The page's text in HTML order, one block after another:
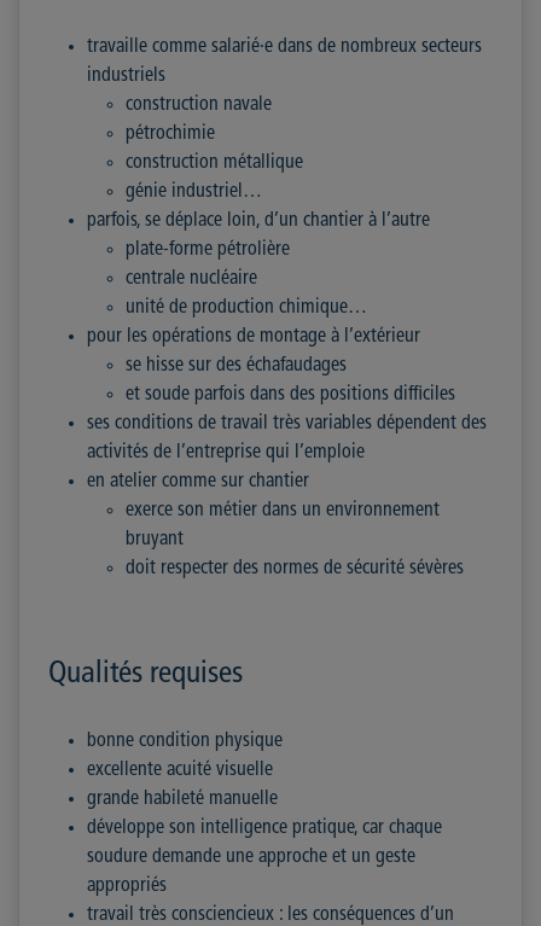
travaille comme salarié·e dans de nombreux secteurs
industriels
construction navale
pétrochimie
construction métallique
génie industriel…
parfois, se déplace loin, d’un chantier à l’autre
plate-forme pétrolière
centrale nucléaire
unité de production chimique…
pour les opérations de montage à l’extérieur
se hisse sur des échafaudages
et soude parfois dans des positions difficiles
ses conditions de travail très variables dépendent des
activités de l’entreprise qui l’emploie
en atelier comme sur chantier
exerce son métier dans un environnement
bruyant
doit respecter des normes de sécurité sévères
Qualités requises
bonne condition physique
excellente acuité visuelle
grande habileté manuelle
développe son intelligence pratique, car chaque
soudure demande une approche et un geste
appropriés
travail très consciencieux : les conséquences d’un